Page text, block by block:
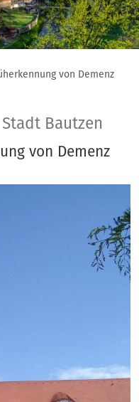
von Demenz
Bautzen
von Demenz